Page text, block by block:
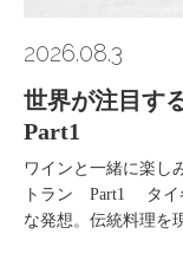
2026.08.3
世界が注目す
Part1
ワインと一緒に楽し
トラン Part1 タイ
な発想。伝統料理を